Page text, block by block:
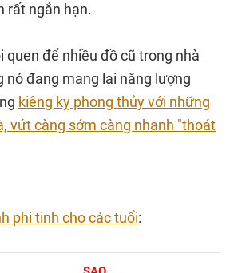
rất ngắn hạn.
quen để nhiều đồ cũ trong nhà
nó đang mang lại năng lượng
kiêng kỵ phong thủy với những
vứt càng sớm càng nhanh "thoát
phi tinh cho các tuổi: